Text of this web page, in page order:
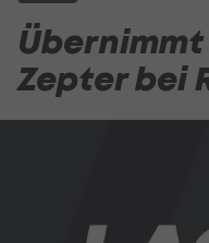
Zepter bei